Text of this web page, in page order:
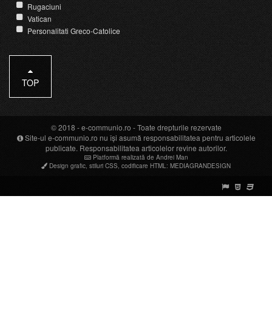
Rugaciuni
Vatican
Personalitati Greco-Catolice
TOP
© 2018 -e-communio.ro - Toate drepturile rezervate
Site-ul e-communio.ro nu își asumă responsabilitatea pentru articolele
publicate. Responsabilitatea articolelor revine autorilor.
Platformă realizată de Andrei Man
Design grafic stiluri CSS codificare HTML : MEDIAGRANDESIGN